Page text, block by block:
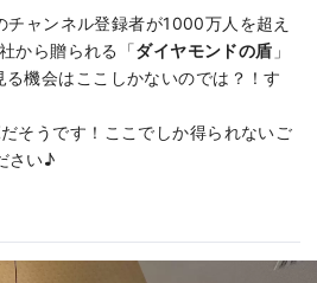
ャンネル登録者が1000万人を超え
から贈られる「ダイヤモンドの盾 」
機会はここしかないのでは？！す
だそうです！ここでしか得られないご
さい♪